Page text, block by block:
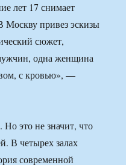
лет 17 снимает
привез эскизы
сюжет,
одна женщина
с кровью», —
это не значит, что
В четырех залах
современной